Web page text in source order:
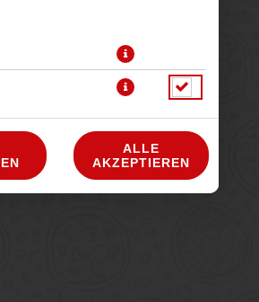
und Käse
ALLE
AKZEPTIEREN